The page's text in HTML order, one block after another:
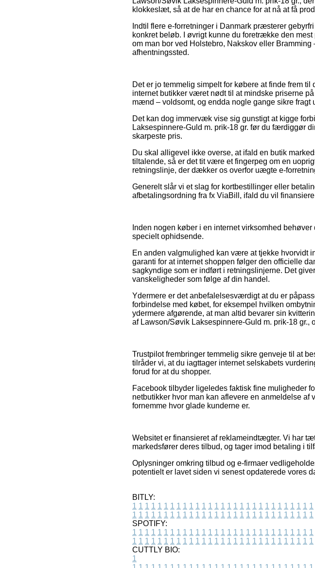
klokkeslæt, så at de har en chance for at nå at få
Indtil flere e-forretninger i Danmark præsterer
konkret beløb. I øvrigt kunne du foretrække den
om man bor ved Holstebro, Nakskov eller
afhentningssted.
Det er jo temmelig simpelt for købere at finde frem
internet butikker været nødt til at mindske priserne
mænd – voldsomt, og endda nogle gange sikre fragt
Det kan dog immervæk vise sig gunstigt at kigge
Laksespinnere-Guld m. prik-18 gr. før du færdiggør
skarpeste pris.
Du skal alligevel ikke overse, at ifald en butik
tiltalende, så er det tit være et fingerpeg om en
retningslinje, der dækker os overfor uægte e-
Generelt slår vi et slag for kortbestillinger eller
afbetalingsordning fra fx ViaBill, ifald du vil
Inden nogen køber i en internet virksomhed
specielt ophidsende.
En anden valgmulighed kan være at tjekke hvorvidt
garanti for at internet shoppen følger den officielle
sagkyndige som er indført i retningslinjerne. Det
vanskeligheder som følge af din handel.
Ydermere er det anbefalelsesværdigt at du er
forbindelse med købet, for eksempel hvilken
ydermere afgørende, at man altid bevarer sin
af Lawson/Søvik Laksespinnere-Guld m. prik-18 gr.,
Trustpilot frembringer temmelig sikre genveje til at
tilråder vi, at du iagttager internet selskabets
forud for at du shopper.
Facebook tilbyder ligeledes faktisk fine muligheder
netbutikker hvor man kan aflevere en anmeldelse
fornemme hvor glade kunderne er.
Websitet er finansieret af reklameindtægter. Vi har
markedsfører deres tilbud, og tager imod betaling i
Oplysninger omkring tilbud og e-firmaer
potentielt er lavet siden vi senest opdaterede vores
BITLY:
1 1 1 1 1 1 1 1 1 1 1 1 1 1 1 1 1 1 1 1 1 1 1 1 1 1 1 1 1
1 1 1 1 1 1 1 1 1 1 1 1 1 1 1 1 1 1 1 1 1 1 1 1 1 1 1 1 1
SPOTIFY:
1 1 1 1 1 1 1 1 1 1 1 1 1 1 1 1 1 1 1 1 1 1 1 1 1 1 1 1 1
1 1 1 1 1 1 1 1 1 1 1 1 1 1 1 1 1 1 1 1 1 1 1 1 1 1 1 1 1
CUTTLY BIO:
1